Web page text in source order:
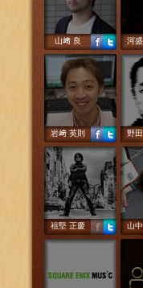
山﨑 良 河
岩﨑 英則 野
祖堅 正慶 山